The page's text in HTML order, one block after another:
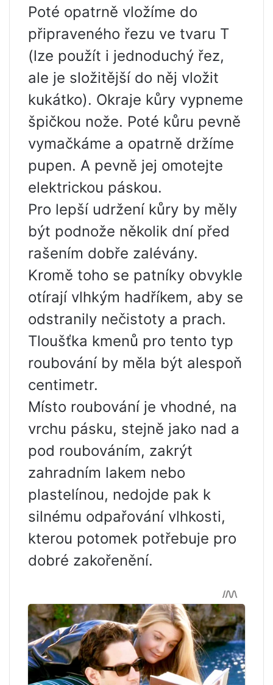
Poté opatrně vložíme do
připraveného řezu ve tvaru T
(lze použít i jednoduchý řez,
ale je složitější do něj vložit
kukátko). Okraje kůry vypneme
špičkou nože. Poté kůru pevně
vymačkáme a opatrně držíme
pupen. A pevně jej omotejte
elektrickou páskou.
Pro lepší udržení kůry by měly
být podnože několik dní před
rašením dobře zalévány.
Kromě toho se patníky obvykle
otírají vlhkým hadříkem, aby se
odstranily nečistoty a prach.
Tloušťka kmenů pro tento typ
roubování by měla být alespoň
centimetr.
Místo roubování je vhodné, na
vrchu pásku, stejně jako nad a
pod roubováním, zakrýt
zahradním lakem nebo
plastelínou, nedojde pak k
silnému odpařování vlhkosti,
kterou potomek potřebuje pro
dobré zakořenění.